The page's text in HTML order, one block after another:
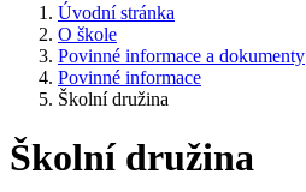
Úvodní stránka
O škole
Povinné informace a dokumenty
Povinné informace
Školní družina
Školní družina